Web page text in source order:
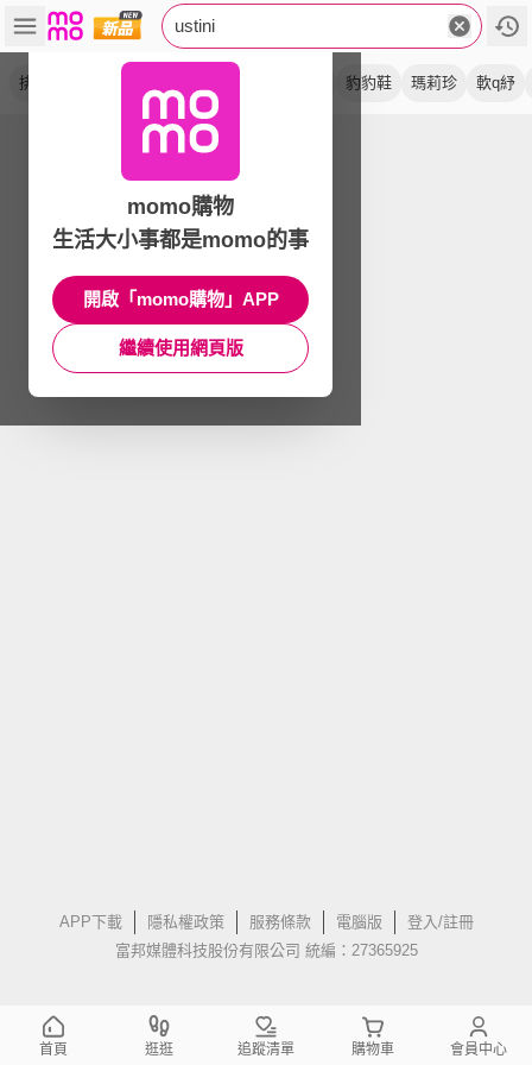
ustini
排靜電 豹豹鞋 瑪莉珍 軟q紓
APP下載 隱私權政策 服務條款 電腦版
登入/註冊
富邦媒體科技股份有限公司 統編：27365925
momo購物
生活大小事都是momo的事
開啟「momo購物」APP
繼續使用網頁版
首頁 逛逛 追蹤清單 購物車 會員中心